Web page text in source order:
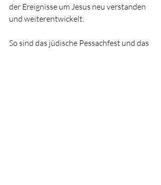
der Ereignisse um Jesus neu verstanden
und weiterentwickelt.
So sind das jüdische Pessachfest und das